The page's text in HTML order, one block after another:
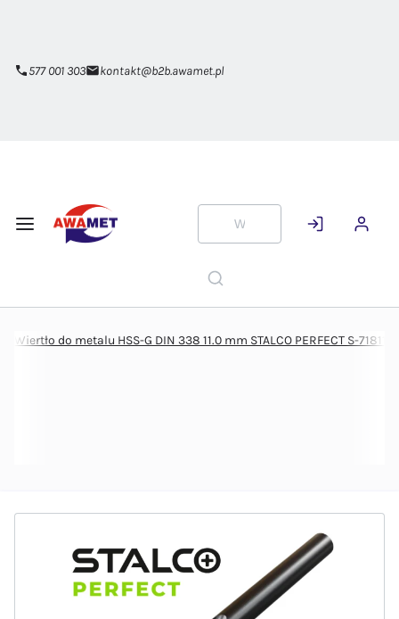
577 001 303
kontakt@b2b.awamet.pl
Wiertło do metalu HSS-G DIN 338 11.0 mm STALCO PERFECT S-71811